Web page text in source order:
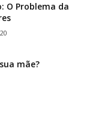
O Problema da
mãe?